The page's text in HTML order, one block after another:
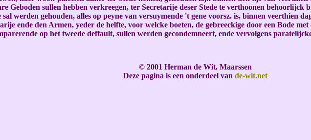
Geboden sullen hebben verkreegen, ter Secretarije deser Stede te verthoonen
werden gehouden, alles op peyne van versuymende 't gene voorsz. is, binnen veerthien
ende den Armen, yeder de helfte, voor welcke boeten, de gebreeckige door een Bode
op het tweede deffault, sullen werden gecondemneert, ende vervolgens
© 2001 Herman de Wit, Maarssen
Deze pagina is een onderdeel van de-wit.net